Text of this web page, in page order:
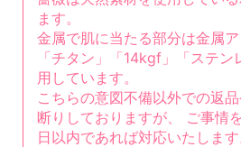
ます。
金属で肌に当たる部分は金属
「チタン」「14kgf」「ステ
用しています。
こちらの意図不備以外での返
断りしておりますが、 ご事情
日以内であれば対応いたします